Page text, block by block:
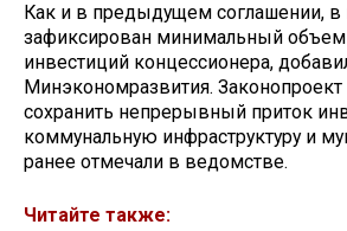
Как и в предыдущем соглашении, в
зафиксирован минимальный объем
инвестиций концессионера,
Минэкономразвития. Законопроект
сохранить непрерывный приток
коммунальную инфраструктуру и
ранее отмечали в ведомстве.
Читайте также: